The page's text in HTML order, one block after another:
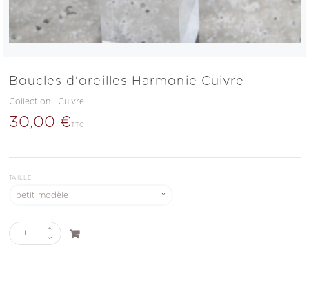
Boucles d'oreilles Harmonie Cuivre
Collection : Cuivre
30,00 € TTC
TAILLE